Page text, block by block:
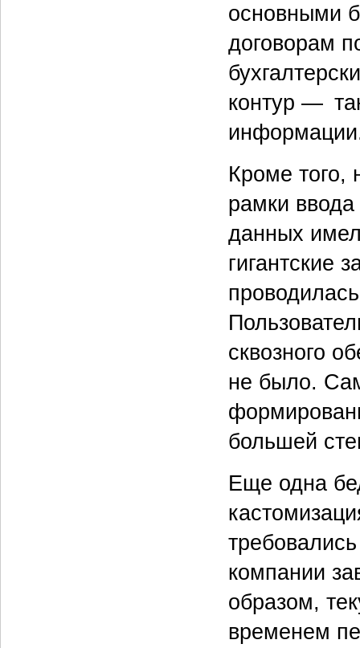
основными
договорам
контур —
Кроме того,
рамки
данных
гигантские
сквозного
не было.
большей
Еще одна
компании
образом,
временем